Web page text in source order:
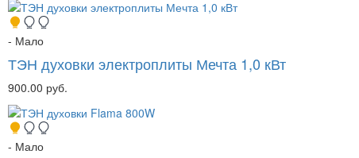
- Мало
ТЭН духовки электроплиты Мечта 1,0 кВт
900.00 руб.
- Мало